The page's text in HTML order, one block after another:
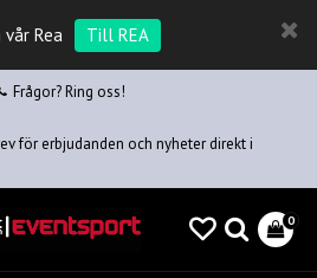
Rea Till REA
Frågor? Ring oss!
för erbjudanden och nyheter direkt i
0